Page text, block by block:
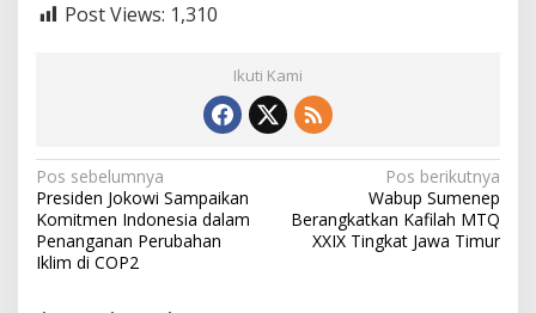
Post Views: 1,310
Ikuti Kami
N
a
v
i
Pos sebelumnya
Presiden Jokowi Sampaikan
Komitmen Indonesia dalam
Penanganan Perubahan
Iklim di COP2
Pos berikutnya
Wabup Sumenep
Berangkatkan Kafilah MTQ
XXIX Tingkat Jawa Timur